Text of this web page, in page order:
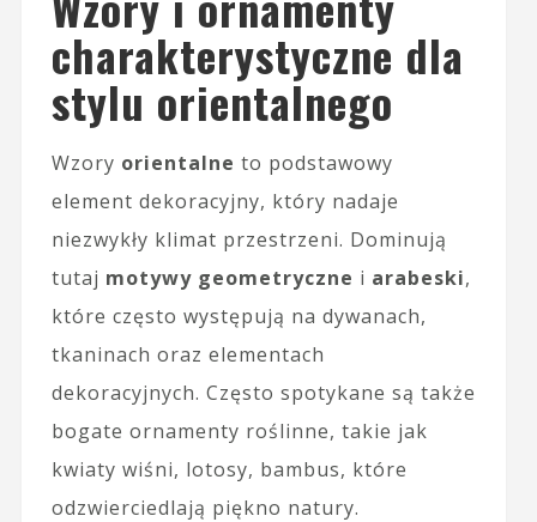
charakterystyczne dla
stylu orientalnego
Wzory orientalne to podstawowy
element dekoracyjny, który nadaje
niezwykły klimat przestrzeni. Dominują
tutaj motywy geometryczne i arabeski,
które często występują na dywanach,
tkaninach oraz elementach
dekoracyjnych. Często spotykane są także
bogate ornamenty roślinne, takie jak
kwiaty wiśni, lotosy, bambus, które
odzwierciedlają piękno natury.